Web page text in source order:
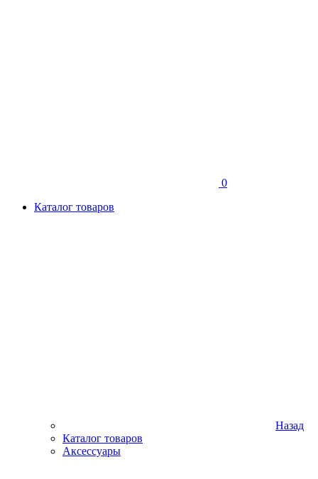
0
Каталог товаров
Назад
Каталог товаров
Аксессуары